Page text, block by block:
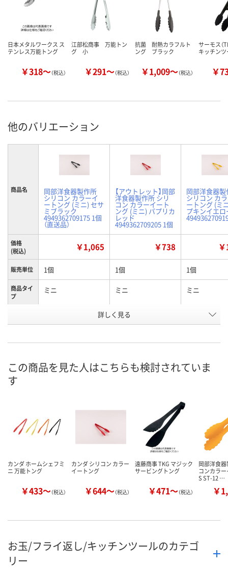
日本メタルワークス ス
テンレス万能トング
￥318～（税込）
江部松商事 万能トン
グ 小
￥291～（税込）
抗菌 耐熱カラフルト
ング ブラック
￥1,009～（税込）
サーモス（
キッチン
￥
他のバリエーション
商品名 岡部洋食器製作所
シリコン カラーイ
ートング (ミニ) セサ
ミブラック
4949362709175 1個
（直送品）
【アウトレット】岡部
洋食器製作所 シリ
コン カラーイート
ング (ミニ) パプリカ
レッド
4949362709205 1個
岡部洋食器製
シリコン カ
ートング (ミ
プキンイエロ
価格
(税込)
￥1,065 ￥738
販売単位 1個 1個 1個
商品タイ
プ
ミニ ミニ ミニ
パプリカレッド
号
お届け日
カゴへ カゴへ カ
詳しく見る
この商品を見た人はこちらも検討されていま
す
カンダ ホームシェフミ
ニ 万能トング
￥433～（税込）
カンダ シリコン カラー
イートング
￥644～（税込）
遠藤商事 TKG マジック
サービングトング
￥471～（税込）
岡部洋食
コンカラ
S ST-12 …
￥
お玉/フライ返し/キッチンツールのカテゴ
リー